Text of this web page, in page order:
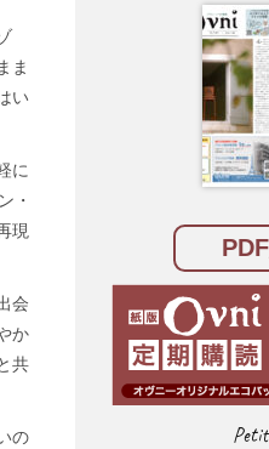
ま
い
に
・
現
会
か
共
の